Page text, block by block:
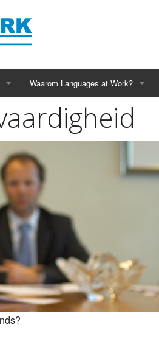
Waarom Languages at Work?